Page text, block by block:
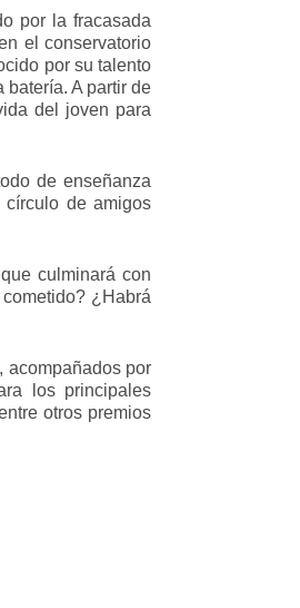
por la fracasada
el conservatorio
por su talento
batería. A partir de
del joven para
de enseñanza
de amigos
culminará con
¿Habrá
, acompañados por
los principales
otros premios